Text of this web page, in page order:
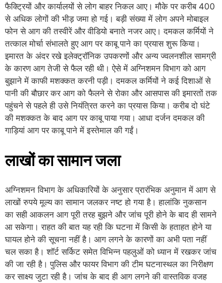
फैक्ट्रियों और कार्यालयों से लोग बाहर निकल आए। मौके पर करीब 400
से अधिक लोगों की भीड़ जमा हो गई। बड़ी संख्या में लोग अपने मोबाइल
फोन से आग की तस्वीरें और वीडियो बनाते नजर आए। दमकल कर्मियों ने
तत्काल मोर्चा संभालते हुए आग पर काबू पाने का प्रयास शुरू किया।
इमारत के अंदर रखे इलेक्ट्रॉनिक उपकरणों और अन्य ज्वलनशील सामग्री
के कारण आग तेजी से फैल रही थी। ऐसे में अग्निशमन विभाग को आग
बुझाने में काफी मशक्कत करनी पड़ी। दमकल कर्मियों ने कई दिशाओं से
पानी की बौछार कर आग को फैलने से रोका और आसपास की इमारतों तक
पहुंचने से पहले ही उसे नियंत्रित करने का प्रयास किया। करीब दो घंटे
की मशक्कत के बाद आग पर काबू पाया गया। आधा दर्जन दमकल की
गाड़ियां आग पर काबू पाने में इस्तेमाल की गईं।
लाखों का सामान जला
अग्निशमन विभाग के अधिकारियों के अनुसार प्रारंभिक अनुमान में आग से
लाखों रुपये मूल्य का सामान जलकर नष्ट हो गया है। हालांकि नुकसान
का सही आकलन आग पूरी तरह बुझने और जांच पूरी होने के बाद ही सामने
आ सकेगा। राहत की बात यह रही कि घटना में किसी के हताहत होने या
घायल होने की सूचना नहीं है। आग लगने के कारणों का अभी पता नहीं
चल सका है। शॉर्ट सर्किट समेत विभिन्न पहलुओं को ध्यान में रखकर जांच
की जा रही है। पुलिस और फायर विभाग की टीम घटनास्थल का निरीक्षण
कर साक्ष्य जुटा रही है। जांच के बाद ही आग लगने की वास्तविक वजह